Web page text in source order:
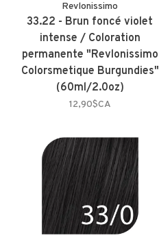
Revlonissimo
33.22 - Brun foncé violet
intense / Coloration
permanente "Revlonissimo
Colorsmetique Burgundies"
(60ml/2.0oz)
12,90$CA